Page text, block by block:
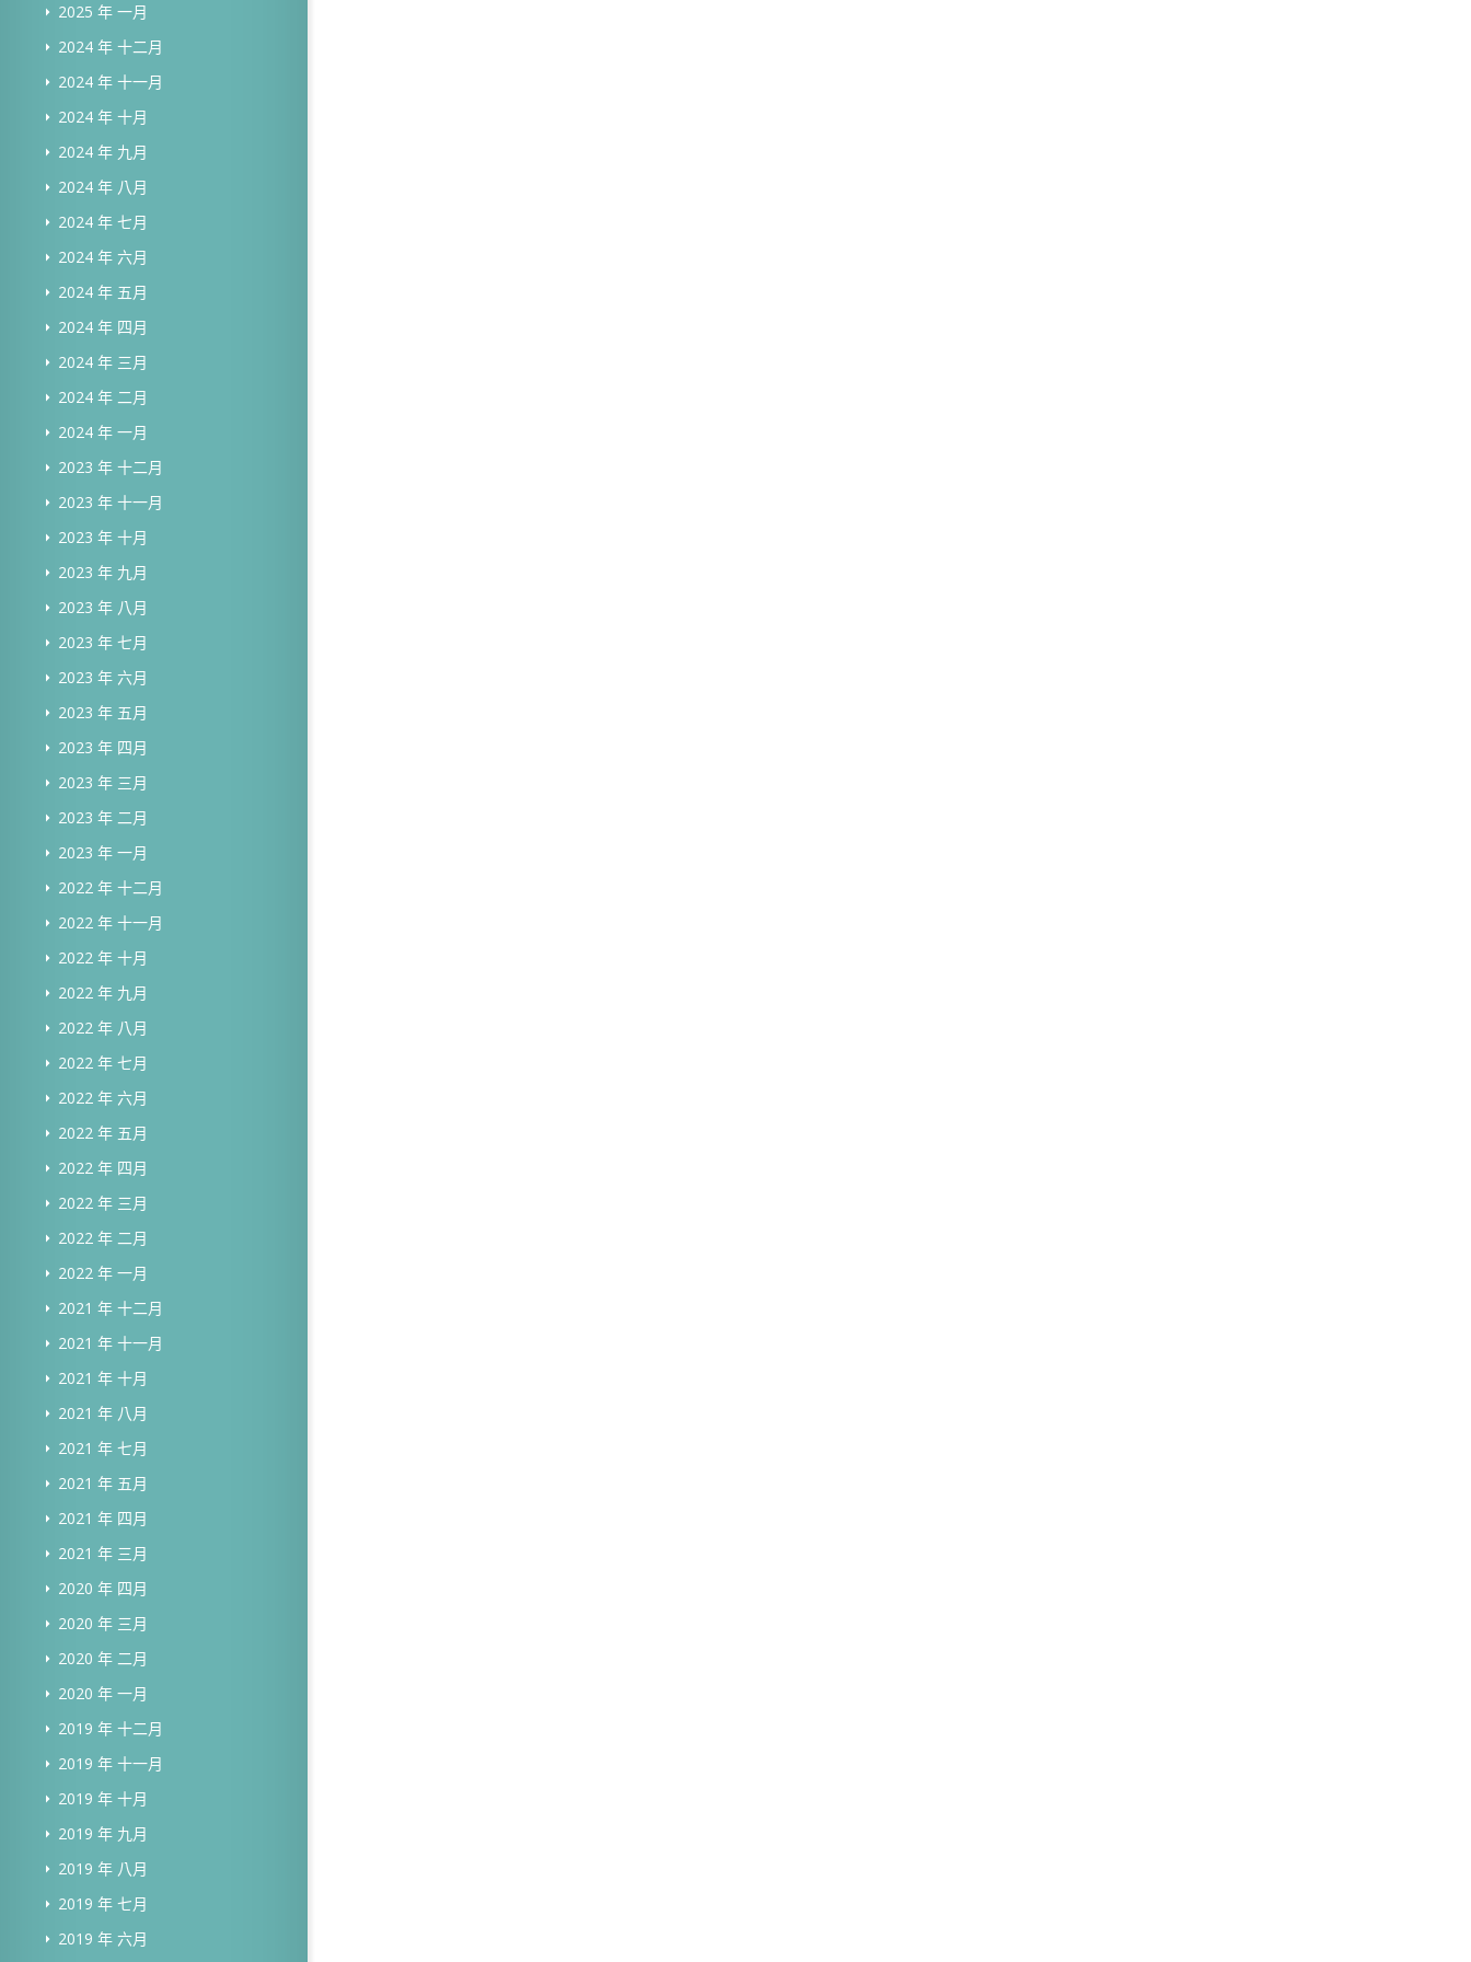
2025 年 一月
2024 年 十二月
2024 年 十一月
2024 年 十月
2024 年 九月
2024 年 八月
2024 年 七月
2024 年 六月
2024 年 五月
2024 年 四月
2024 年 三月
2024 年 二月
2024 年 一月
2023 年 十二月
2023 年 十一月
2023 年 十月
2023 年 九月
2023 年 八月
2023 年 七月
2023 年 六月
2023 年 五月
2023 年 四月
2023 年 三月
2023 年 二月
2023 年 一月
2022 年 十二月
2022 年 十一月
2022 年 十月
2022 年 九月
2022 年 八月
2022 年 七月
2022 年 六月
2022 年 五月
2022 年 四月
2022 年 三月
2022 年 二月
2022 年 一月
2021 年 十二月
2021 年 十一月
2021 年 十月
2021 年 八月
2021 年 七月
2021 年 五月
2021 年 四月
2021 年 三月
2020 年 四月
2020 年 三月
2020 年 二月
2020 年 一月
2019 年 十二月
2019 年 十一月
2019 年 十月
2019 年 九月
2019 年 八月
2019 年 七月
2019 年 六月